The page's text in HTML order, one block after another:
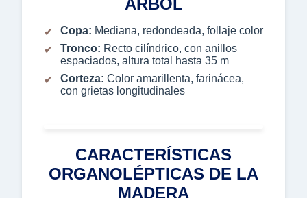
Copa: Mediana, redondeada, follaje color
Tronco: Recto cilíndrico, con anillos
espaciados, altura total hasta 35 m
Corteza: Color amarillenta, farinácea,
con grietas longitudinales
CARACTERÍSTICAS
ORGANOLÉPTICAS DE LA
MADERA